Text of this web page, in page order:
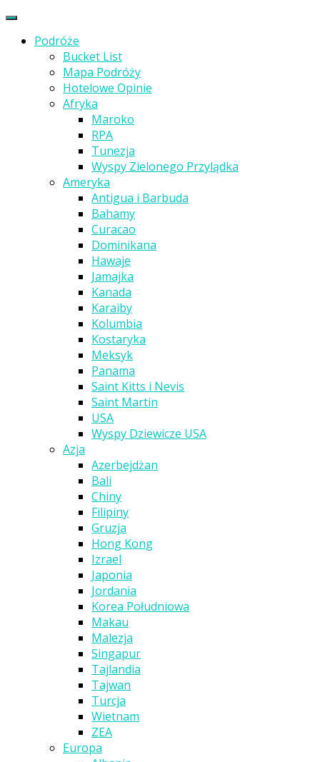
Podróże
Bucket List
Mapa Podróży
Hotelowe Opinie
Afryka
Maroko
RPA
Tunezja
Wyspy Zielonego Przylądka
Ameryka
Antigua i Barbuda
Bahamy
Curacao
Dominikana
Hawaje
Jamajka
Kanada
Karaiby
Kolumbia
Kostaryka
Meksyk
Panama
Saint Kitts i Nevis
Saint Martin
USA
Wyspy Dziewicze USA
Azja
Azerbejdżan
Bali
Chiny
Filipiny
Gruzja
Hong Kong
Izrael
Japonia
Jordania
Korea Południowa
Makau
Malezja
Singapur
Tajlandia
Tajwan
Turcja
Wietnam
ZEA
Europa